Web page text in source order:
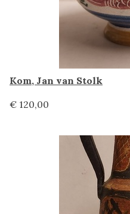
Kom, Jan van Stolk
€ 120,00